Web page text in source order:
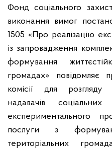
Фонд соціального
виконання вимог
1505 «Про реалізацію
із запровадження
формування
громадах» повідомляє
комісії для розгляду
надавачів
експериментального
послуги з
територіальних